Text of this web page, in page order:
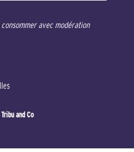
consommer avec modération
Tribu and Co